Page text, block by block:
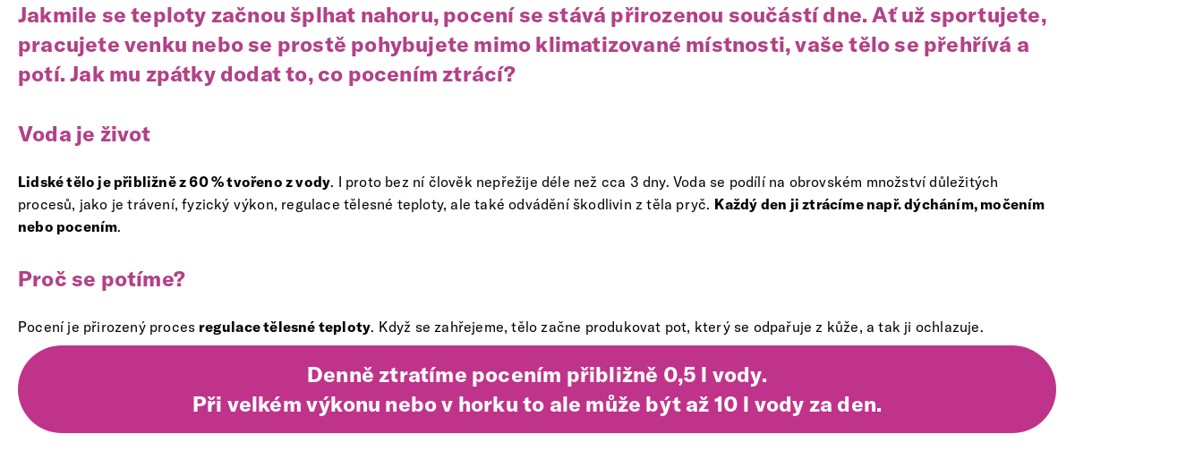
Jakmile se teploty začnou šplhat nahoru, pocení se stává přirozenou součástí dne. Ať už sportujete,
pracujete venku nebo se prostě pohybujete mimo klimatizované místnosti, vaše tělo se přehřívá a
potí. Jak mu zpátky dodat to, co pocením ztrácí?
Voda je život
Lidské tělo je přibližně z 60 % tvořeno z vody. I proto bez ní člověk nepřežije déle než cca 3 dny. Voda se podílí na obrovském množství důležitých
procesů, jako je trávení, fyzický výkon, regulace tělesné teploty, ale také odvádění škodlivin z těla pryč. Každý den ji ztrácíme např. dýcháním, močením
nebo pocením.
Proč se potíme?
Pocení je přirozený proces regulace tělesné teploty. Když se zahřejeme, tělo začne produkovat pot, který se odpařuje z kůže, a tak ji ochlazuje.
Denně ztratíme pocením přibližně 0,5 l vody.
Při velkém výkonu nebo v horku to ale může být až 10 l vody za den.